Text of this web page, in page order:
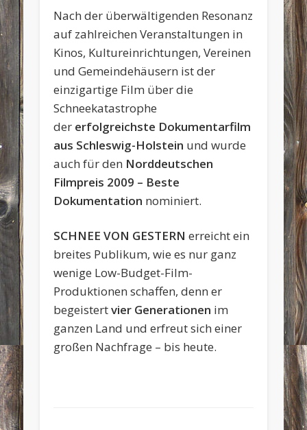
Nach der überwältigenden Resonanz
auf zahlreichen Veranstaltungen in
Kinos, Kultureinrichtungen, Vereinen
und Gemeindehäusern ist der
einzigartige Film über die
Schneekatastrophe
der erfolgreichste Dokumentarfilm
aus Schleswig-Holstein und wurde
auch für den Norddeutschen
Filmpreis 2009 – Beste
Dokumentation nominiert.
SCHNEE VON GESTERNerreicht ein
breites Publikum, wie es nur ganz
wenige Low-Budget-Film-
Produktionen schaffen, denn er
begeistertvier Generationen im
ganzen Land und erfreut sich einer
großen Nachfrage – bis heute.